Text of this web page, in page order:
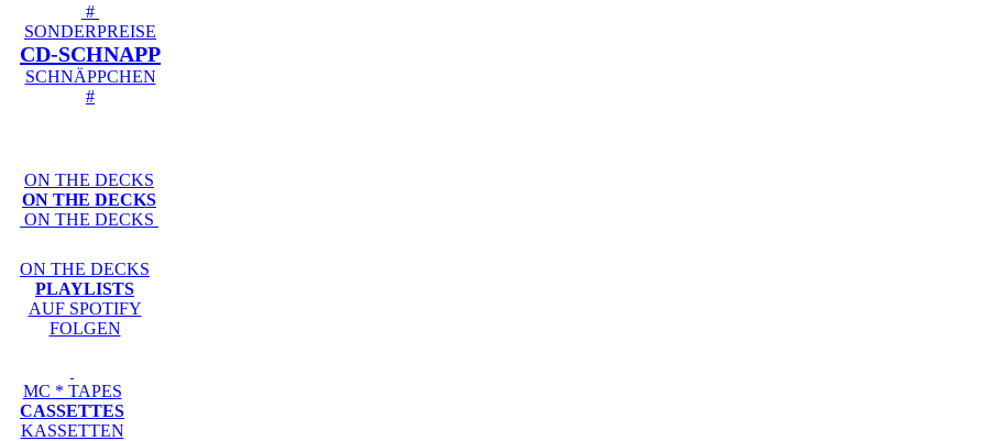
#
SONDERPREISE
CD-SCHNAPP
SCHNÄPPCHEN
#
ON THE DECKS
ON THE DECKS
ON THE DECKS
ON THE DECKS
PLAYLISTS
AUF SPOTIFY
FOLGEN
MC * TAPES
CASSETTES
KASSETTEN